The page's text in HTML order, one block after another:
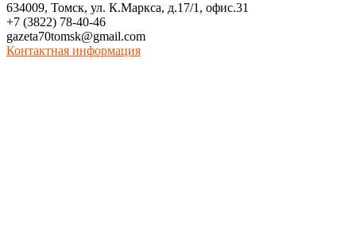
634009, Томск, ул. К.Маркса, д.17/1, офис.31
+7 (3822) 78-40-46
gazeta70tomsk@gmail.com
Контактная информация